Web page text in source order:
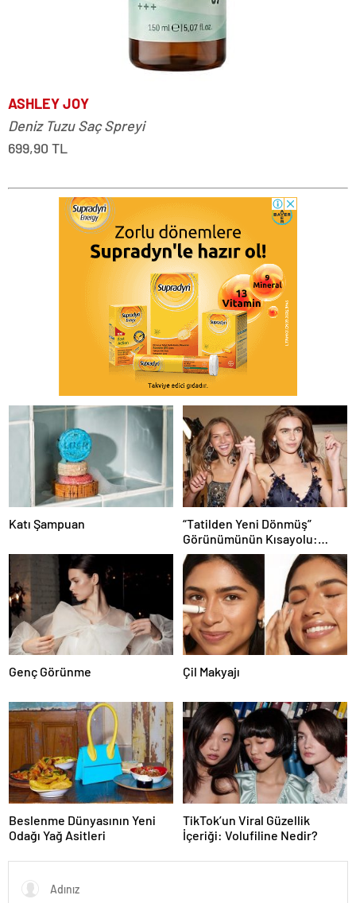
ASHLEY JOY
Deniz Tuzu Saç Spreyi
699,90 TL
Katı Şampuan
“Tatilden Yeni Dönmüş”
Görünümünün Kısayolu:
Bronzlaştırıcı Damlalar
Genç Görünme Çil Makyajı
Beslenme Dünyasının Yeni
Odağı Yağ Asitleri
TikTok’un Viral Güzellik
İçeriği: Volufiline Nedir?